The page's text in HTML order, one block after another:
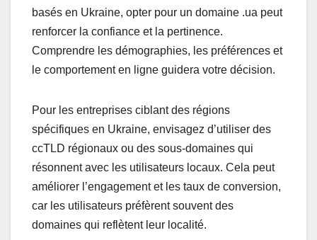
basés en Ukraine, opter pour un domaine .ua peut
renforcer la confiance et la pertinence.
Comprendre les démographies, les préférences et
le comportement en ligne guidera votre décision.
Pour les entreprises ciblant des régions
spécifiques en Ukraine, envisagez d’utiliser des
ccTLD régionaux ou des sous-domaines qui
résonnent avec les utilisateurs locaux. Cela peut
améliorer l’engagement et les taux de conversion,
car les utilisateurs préfèrent souvent des
domaines qui reflètent leur localité.